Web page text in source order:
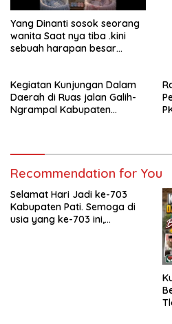
Yang Dinanti sosok seorang
wanita Saat nya tiba .kini
sebuah harapan besar
menciptakan lagu Untuk si
buah hati yang berjudul
Musa & Princes.
Kegiatan Kunjungan Dalam
Daerah di Ruas jalan Galih-
Ngrampal Kabupaten
Recommendation for You
Selamat Hari Jadi ke-703
Kabupaten Pati. Semoga di
usia yang ke-703 ini,